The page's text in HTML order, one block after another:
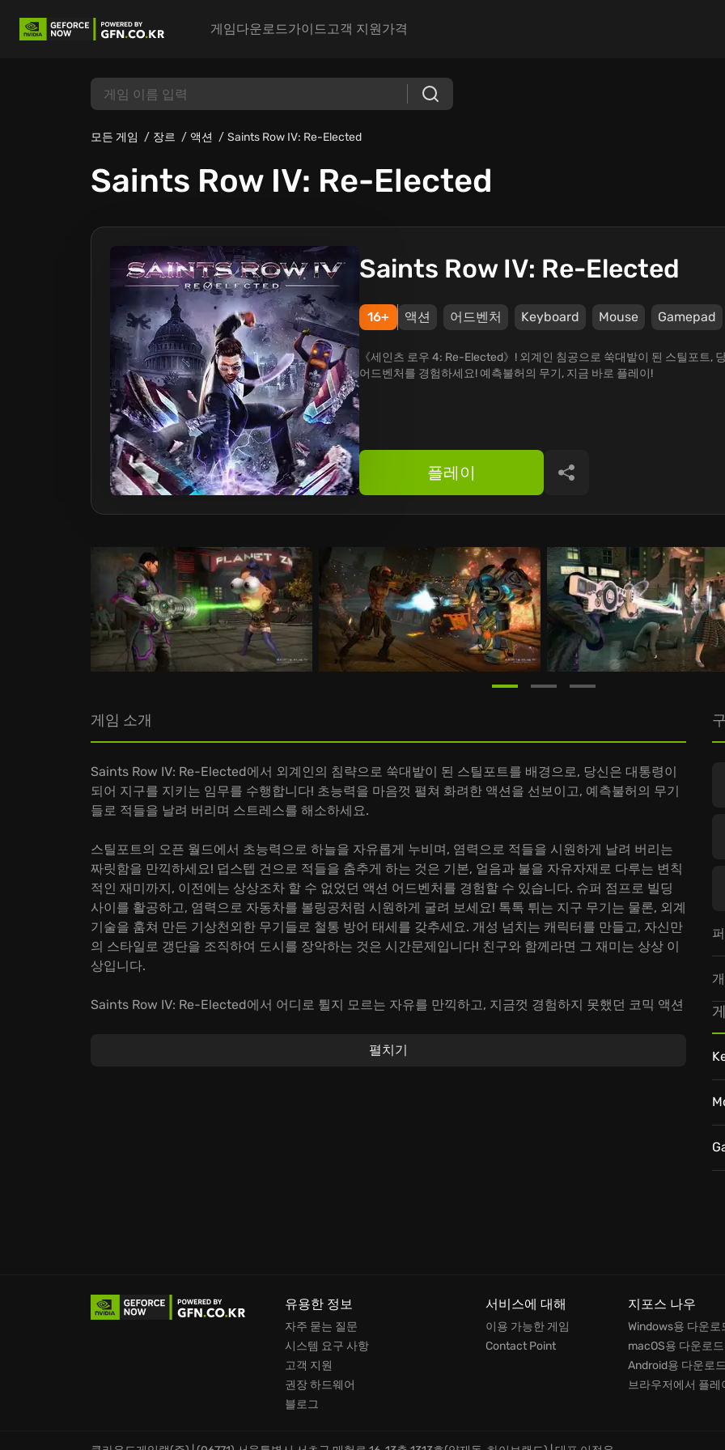
게임다운로드가이드고객 지원가격
모든 게임 장르 액션 Saints Row IV: Re-Elected
Saints Row IV: Re-Elected
Saints Row IV: Re-Elected
16+ 액션 어드벤처 Keyboard Mouse Gamepad
《세인츠 로우 4: Re-Elected》! 외계인 침공으로 쑥대밭이 된 스틸포트,
어드벤처를 경험하세요! 예측불허의 무기, 지금 바로 플레이!
플레이 공유
게임 소개
Saints Row IV: Re-Elected에서 외계인의 침략으로 쑥대밭이 된 스틸포트를 배경으로, 당신은 대통령이
되어 지구를 지키는 임무를 수행합니다! 초능력을 마음껏 펼쳐 화려한 액션을 선보이고, 예측불허의 무기
들로 적들을 날려 버리며 스트레스를 해소하세요.
스틸포트의 오픈 월드에서 초능력으로 하늘을 자유롭게 누비며, 염력으로 적들을 시원하게 날려 버리는
짜릿함을 만끽하세요! 덥스텝 건으로 적들을 춤추게 하는 것은 기본, 얼음과 불을 자유자재로 다루는 변칙
적인 재미까지, 이전에는 상상조차 할 수 없었던 액션 어드벤처를 경험할 수 있습니다. 슈퍼 점프로 빌딩
사이를 활공하고, 염력으로 자동차를 볼링공처럼 시원하게 굴려 보세요! 톡톡 튀는 지구 무기는 물론, 외계
기술을 훔쳐 만든 기상천외한 무기들로 철통 방어 태세를 갖추세요. 개성 넘치는 캐릭터를 만들고, 자신만
의 스타일로 갱단을 조직하여 도시를 장악하는 것은 시간문제입니다! 친구와 함께라면 그 재미는 상상 이
상입니다.
Saints Row IV: Re-Elected에서 어디로 튈지 모르는 자유를 만끽하고, 지금껏 경험하지 못했던 코믹 액션
펼치기
유용한 정보
자주 묻는 질문
시스템 요구 사항
고객 지원
권장 하드웨어
블로그
서비스에 대해
이용 가능한 게임
Contact Point
지포스 나우
Windows용 다운로
macOS용 다운로드
Android용 다운로
브라우저에서 플레